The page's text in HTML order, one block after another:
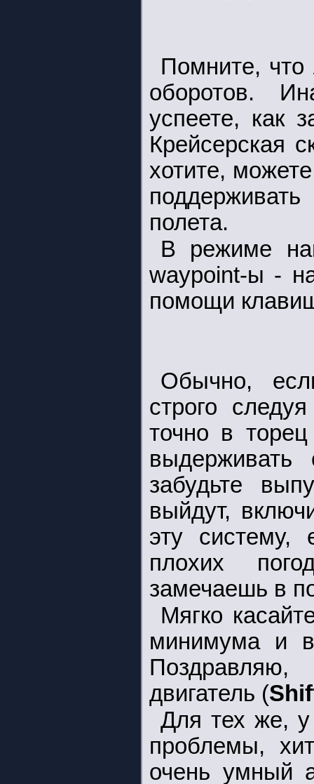
Помните, что
оборотов.
успеете, как
Крейсерская
хотите,
полета.
В режиме
waypoint-ы -
помощи
Обычно,
строго
точно в
забудьте
выйдут,
эту систему,
плохих
замечаешь в
Мягко
минимума и
двигатель (
Для тех же, у
проблемы,
очень умный